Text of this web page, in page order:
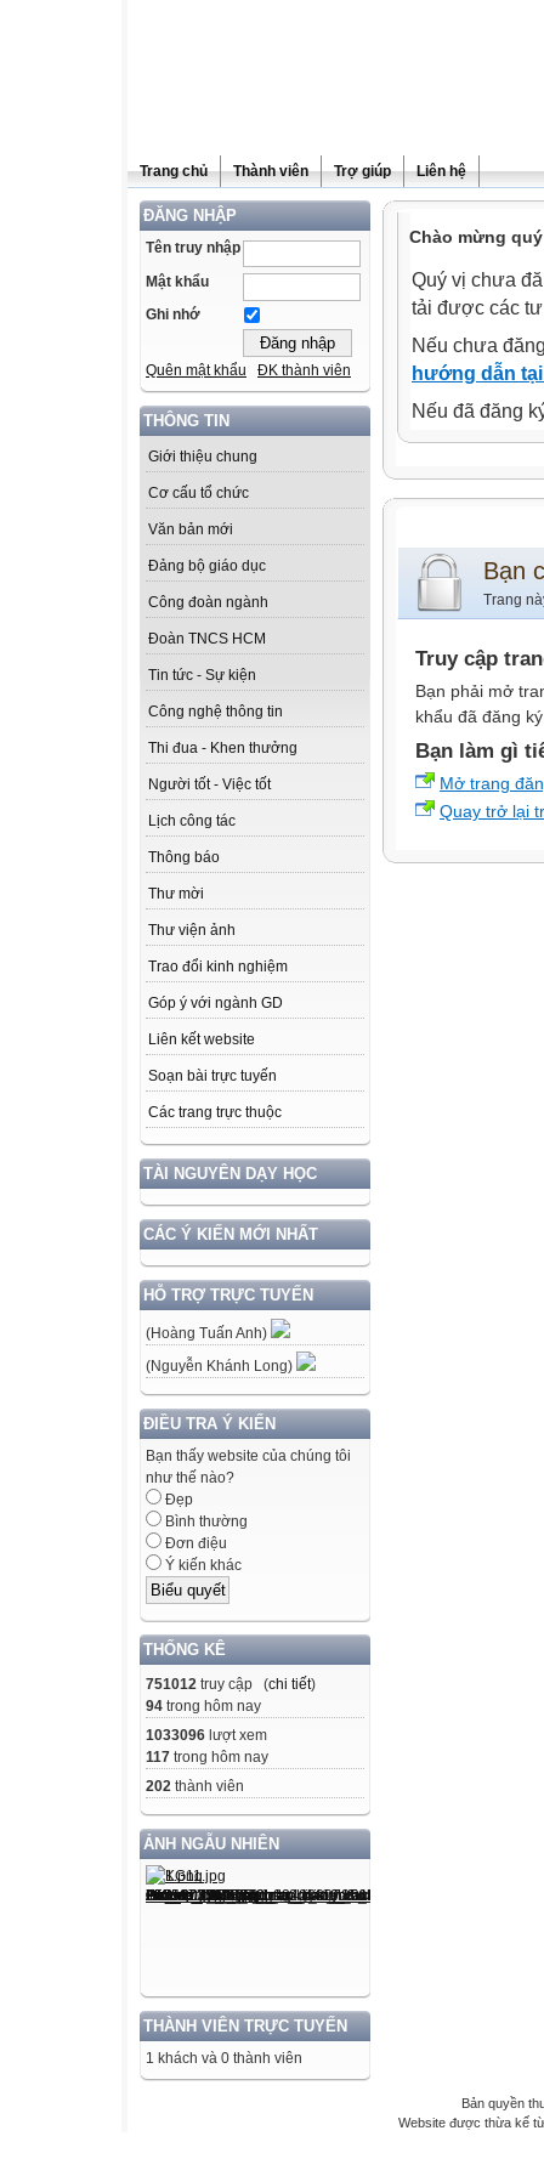
Trang chủ Thành viên Trợ giúp Liên hệ
ĐĂNG NHẬP
Tên truy nhập
Mật khẩu
Ghi nhớ
Quên mật khẩu ĐK thành viên
THÔNG TIN
Giới thiệu chung
Cơ cấu tổ chức
Văn bản mới
Đảng bộ giáo dục
Công đoàn ngành
Đoàn TNCS HCM
Tin tức - Sự kiện
Công nghệ thông tin
Thi đua - Khen thưởng
Người tốt - Việc tốt
Lịch công tác
Thông báo
Thư mời
Thư viện ảnh
Trao đổi kinh nghiệm
Góp ý với ngành GD
Liên kết website
Soạn bài trực tuyến
Các trang trực thuộc
TÀI NGUYÊN DẠY HỌC
CÁC Ý KIẾN MỚI NHẤT
HỖ TRỢ TRỰC TUYẾN
(Hoàng Tuấn Anh)
(Nguyễn Khánh Long)
ĐIỀU TRA Ý KIẾN
Bạn thấy website của chúng tôi
như thế nào?
Đẹp
Bình thường
Đơn điệu
Ý kiến khác
THỐNG KÊ
751012 truy cập (chi tiết)
94 trong hôm nay
1033096 lượt xem
117 trong hôm nay
202 thành viên
ẢNH NGẪU NHIÊN
THÀNH VIÊN TRỰC TUYẾN
1 khách và 0 thành viên
Chào mừng
Quý vị chưa
tải được các
Nếu chưa
hướng dẫn
Nếu đã đăng
Bạn
Trang
Truy cập
Bạn phải mở
khẩu đã đăng
Bạn làm gì
Mở trang
Quay trở lại
Bản quyền
Website được thừa kế